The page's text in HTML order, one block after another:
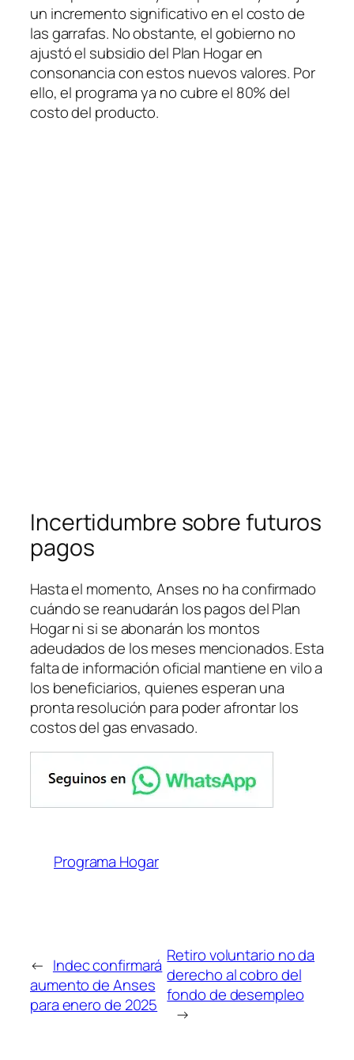
un incremento significativo en el costo de
las garrafas. No obstante, el gobierno no
ajustó el subsidio del Plan Hogar en
consonancia con estos nuevos valores. Por
ello, el programa ya no cubre el 80% del
costo del producto.
Incertidumbre sobre futuros
pagos
Hasta el momento, Anses no ha confirmado
cuándo se reanudarán los pagos del Plan
Hogar ni si se abonarán los montos
adeudados de los meses mencionados. Esta
falta de información oficial mantiene en vilo a
los beneficiarios, quienes esperan una
pronta resolución para poder afrontar los
costos del gas envasado.
Programa Hogar
← Indec confirmará
aumento de Anses
para enero de 2025
Retiro voluntario no da
derecho al cobro del
fondo de desempleo
→